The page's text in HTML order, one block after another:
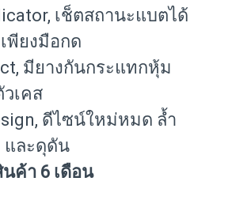
เช็ตสถานะแบตได้
พียงมือกด
มียางกันกระแทกหุ้ม
เคส
ดีไซน์ใหม่หมด ล้ำ
และดุดัน
ค้า 6 เดือน